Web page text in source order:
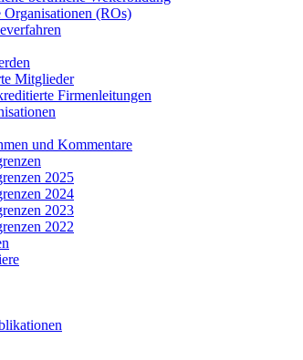
Organisationen (ROs)
Mitglieder
Firmenleitungen
und Kommentare
2025
2024
2023
2022